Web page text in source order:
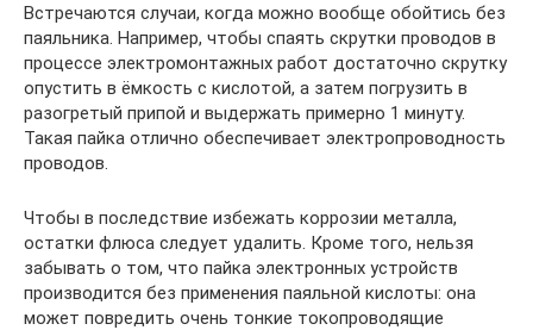
Встречаются случаи, когда можно вообще обойтись без
паяльника. Например, чтобы спаять скрутки проводов в
процессе электромонтажных работ достаточно скрутку
опустить в ёмкость с кислотой, а затем погрузить в
разогретый припой и выдержать примерно 1 минуту.
Такая пайка отлично обеспечивает электропроводность
проводов.
Чтобы в последствие избежать коррозии металла,
остатки флюса следует удалить. Кроме того, нельзя
забывать о том, что пайка электронных устройств
производится без применения паяльной кислоты: она
может повредить очень тонкие токопроводящие